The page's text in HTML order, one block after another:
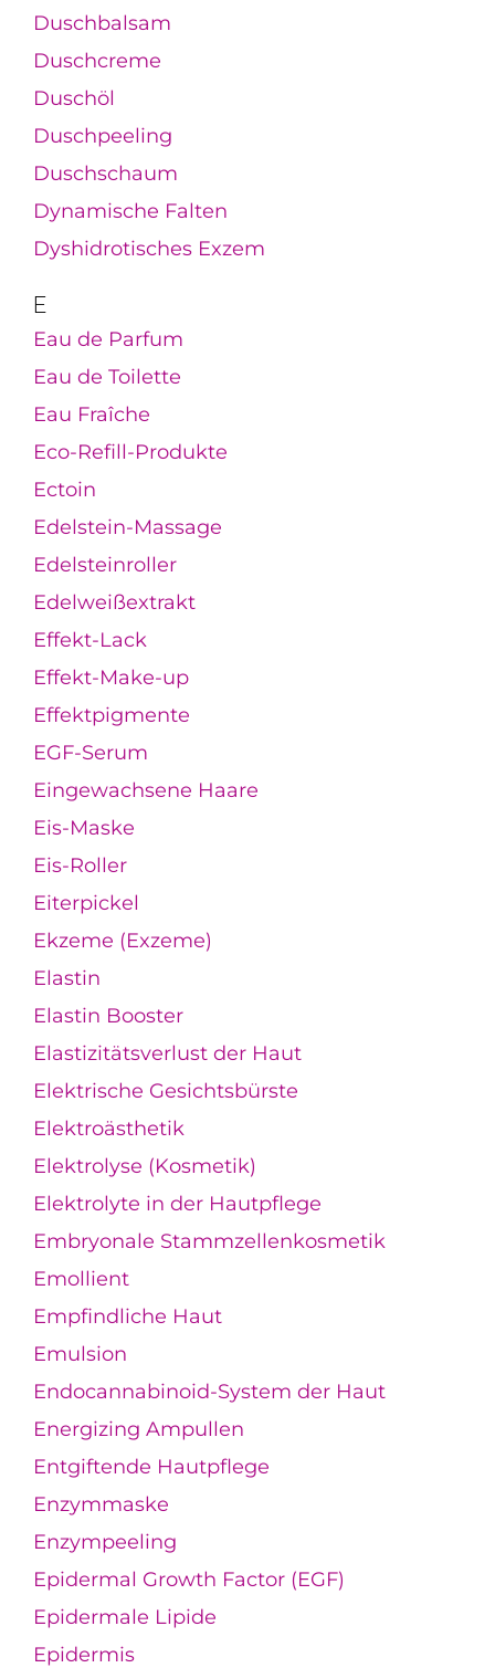
Duschbalsam
Duschcreme
Duschöl
Duschpeeling
Duschschaum
Dynamische Falten
Dyshidrotisches Exzem
E
Eau de Parfum
Eau de Toilette
Eau Fraîche
Eco-Refill-Produkte
Ectoin
Edelstein-Massage
Edelsteinroller
Edelweißextrakt
Effekt-Lack
Effekt-Make-up
Effektpigmente
EGF-Serum
Eingewachsene Haare
Eis-Maske
Eis-Roller
Eiterpickel
Ekzeme (Exzeme)
Elastin
Elastin Booster
Elastizitätsverlust der Haut
Elektrische Gesichtsbürste
Elektroästhetik
Elektrolyse (Kosmetik)
Elektrolyte in der Hautpflege
Embryonale Stammzellenkosmetik
Emollient
Empfindliche Haut
Emulsion
Endocannabinoid-System der Haut
Energizing Ampullen
Entgiftende Hautpflege
Enzymmaske
Enzympeeling
Epidermal Growth Factor (EGF)
Epidermale Lipide
Epidermis